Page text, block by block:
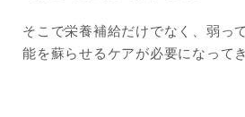
そこで栄養補給だけでなく、弱っ
能を蘇らせるケアが必要になってき